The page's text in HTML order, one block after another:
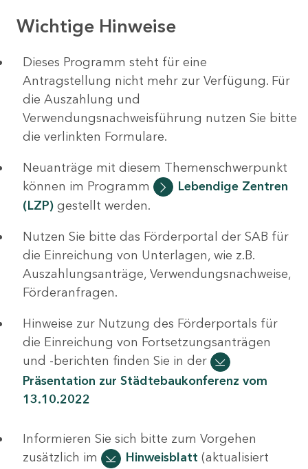
Wichtige Hinweise
Dieses Programm steht für eine
Antragstellung nicht mehr zur Verfügung. Für
die Auszahlung und
Verwendungsnachweisführung nutzen Sie bitte
die verlinkten Formulare.
Neuanträge mit diesem Themenschwerpunkt
können im Programm
Lebendige Zentren
(LZP) gestellt werden.
Nutzen Sie bitte das Förderportal der SAB für
die Einreichung von Unterlagen, wie z.B.
Auszahlungsanträge, Verwendungsnachweise,
Förderanfragen.
Hinweise zur Nutzung des Förderportals für
die Einreichung von Fortsetzungsanträgen
und -berichten finden Sie in der
Präsentation zur Städtebaukonferenz vom
13.10.2022
Informieren Sie sich bitte zum Vorgehen
zusätzlich im
Hinweisblatt (aktualisiert